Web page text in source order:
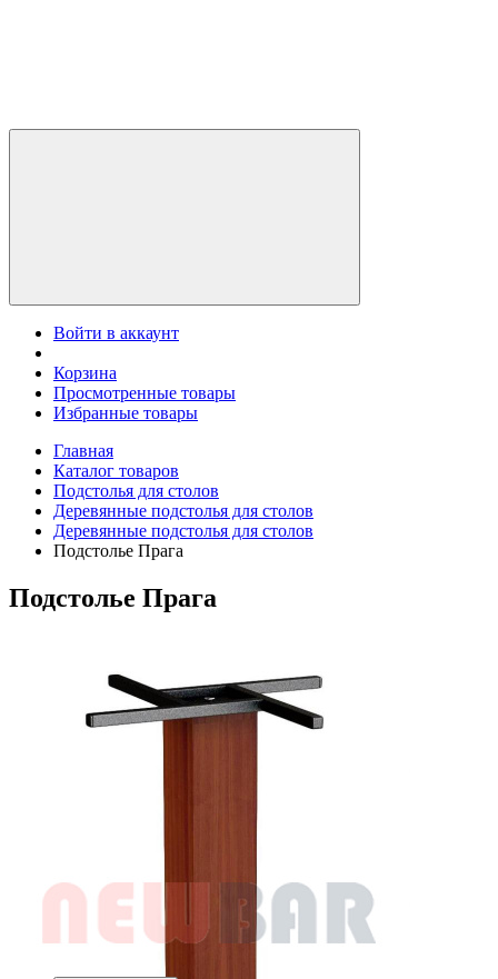
Войти в аккаунт
Корзина
Просмотренные товары
Избранные товары
Главная
Каталог товаров
Подстолья для столов
Деревянные подстолья для столов
Деревянные подстолья для столов
Подстолье Прага
Подстолье Прага